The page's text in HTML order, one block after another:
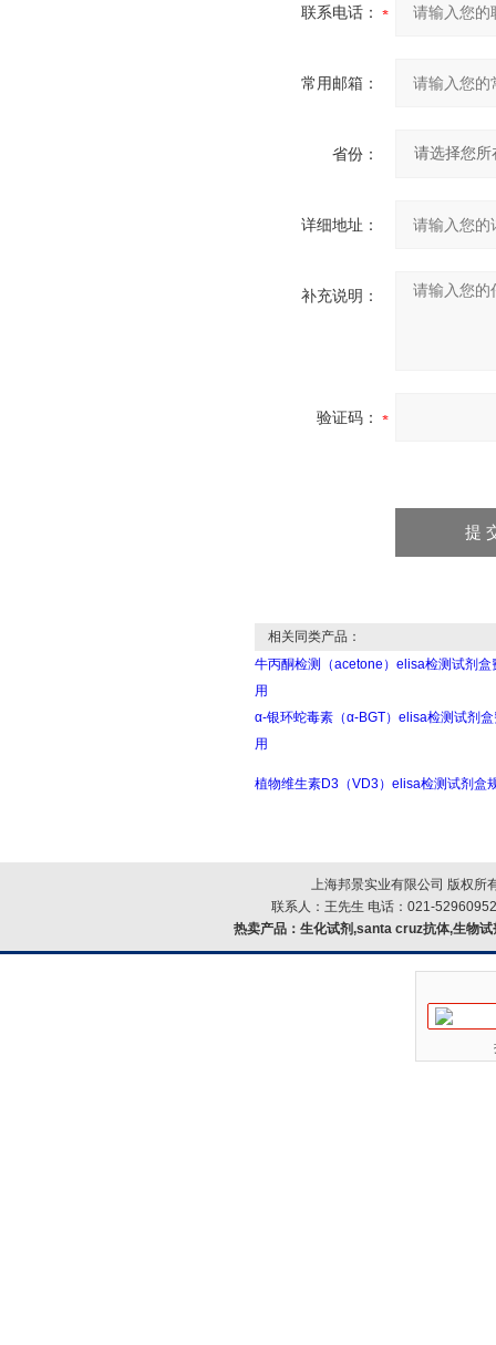
联系电话：
常用邮箱：
省份：
详细地址：
补充说明：
验证码：
相关同类产品：
牛丙酮检测（acetone）elisa检测试剂盒
用
α-银环蛇毒素（α-BGT）elisa检测试剂
用
植物维生素D3（VD3）elisa检测试剂盒
上海邦景实业有限公司 版权所
联系人：王先生 电话：021-
热卖产品： 生化试剂,santa cruz抗体,生物